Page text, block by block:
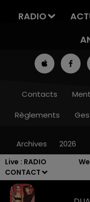
Live : RADIO
CONTACT
RADIO
Contacts
Règlements
Archives 2026